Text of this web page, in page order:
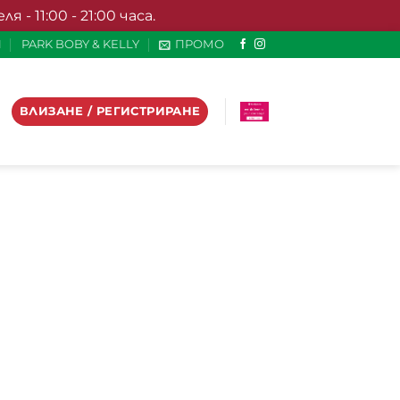
- 11:00 - 21:00 часа.
PARK BOBY & KELLY ПРОМО
ВЛИЗАНЕ / РЕГИСТРИРАНЕ